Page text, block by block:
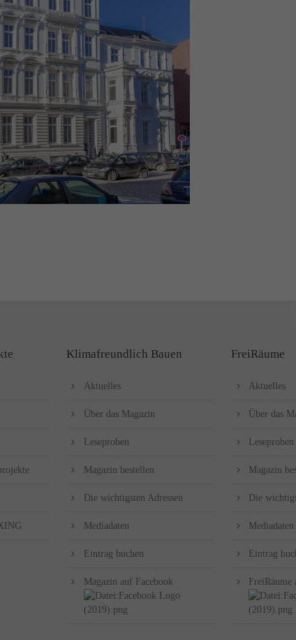
Klimafreundlich Bauen
Aktuelles
Über das Magazin
Leseproben
Magazin bestellen
Die wichtigsten Adressen
Mediadaten
Eintrag buchen
Magazin auf Facebook
FreiRäume
Aktuelles
Über das
Leseproben
Magazin
Die
Mediadaten
Eintrag
FreiRäume